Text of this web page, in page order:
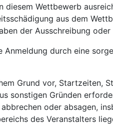
diesem Wettbewerb
aus dem
der Ausschreibung
Anmeldung durch eine
Grund vor, Startzeiten,
sonstigen Gründen
oder absagen,
des Veranstalters